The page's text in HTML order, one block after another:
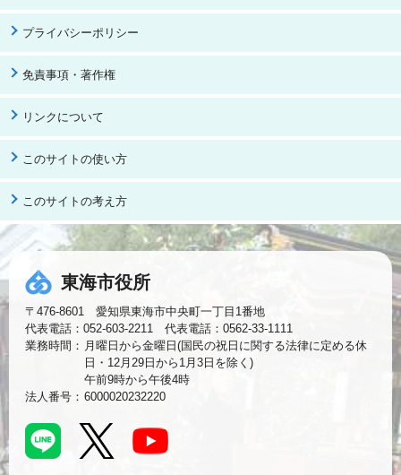
プライバシーポリシー
免責事項・著作権
リンクについて
このサイトの使い方
このサイトの考え方
東海市役所
〒476-8601 愛知県東海市中央町一丁目1番地
代表電話：052-603-2211 代表電話：0562-33-1111
業務時間： 月曜日から金曜日(国民の祝日に関する法律に定める休
日・12月29日から1月3日を除く)
午前9時から午後4時
法人番号： 6000020232220